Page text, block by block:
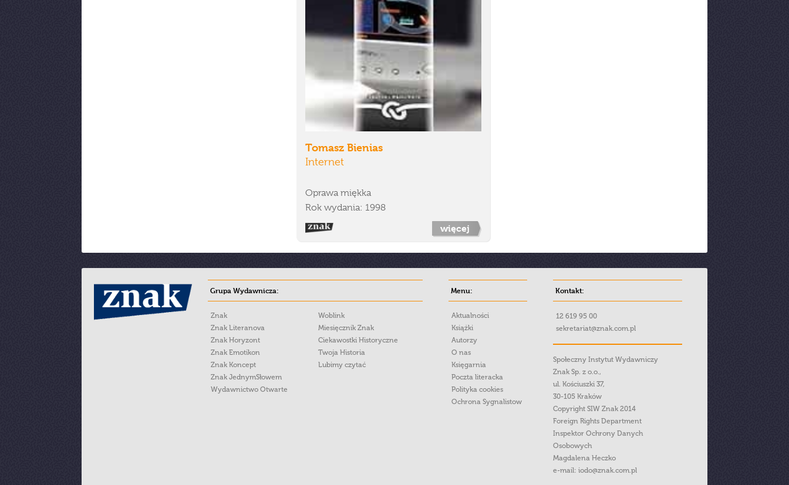
Tomasz Bienias
Internet
Oprawa miękka
Rok wydania: 1998
więcej
Grupa Wydawnicza:
Znak
Znak Literanova
Znak Horyzont
Znak Emotikon
Znak Koncept
Znak JednymSłowem
Wydawnictwo Otwarte
Woblink
Miesięcznik Znak
Ciekawostki Historyczne
Twoja Historia
Lubimy czytać
Menu:
Aktualności
Książki
Autorzy
O nas
Księgarnia
Poczta literacka
Polityka cookies
Ochrona Sygnalistow
Kontakt:
12 619 95 00
sekretariat@znak.com.pl
Społeczny Instytut Wydawniczy
Znak Sp. z o.o.,
ul. Kościuszki 37,
30-105 Kraków
Copyright SIW Znak 2014
Foreign Rights Department
Inspektor Ochrony Danych
Osobowych
Magdalena Heczko
e-mail: iodo@znak.com.pl